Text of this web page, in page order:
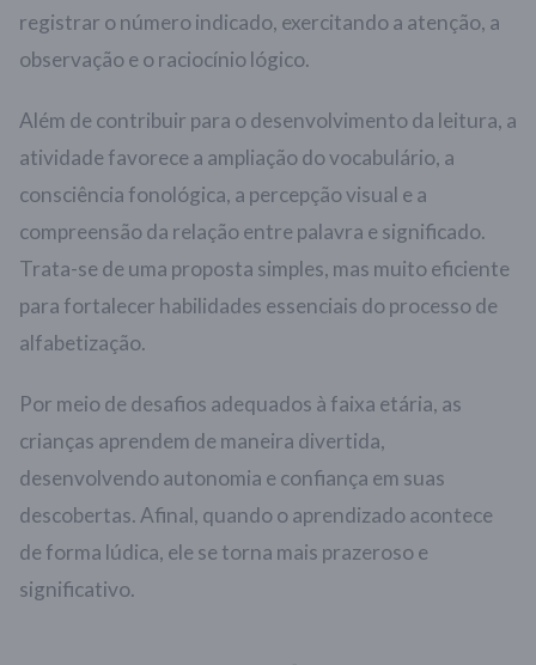
registrar o número indicado, exercitando a atenção, a
observação e o raciocínio lógico.
Além de contribuir para o desenvolvimento da leitura, a
atividade favorece a ampliação do vocabulário, a
consciência fonológica, a percepção visual e a
compreensão da relação entre palavra e significado.
Trata-se de uma proposta simples, mas muito eficiente
para fortalecer habilidades essenciais do processo de
alfabetização.
Por meio de desafios adequados à faixa etária, as
crianças aprendem de maneira divertida,
desenvolvendo autonomia e confiança em suas
descobertas. Afinal, quando o aprendizado acontece
de forma lúdica, ele se torna mais prazeroso e
significativo.